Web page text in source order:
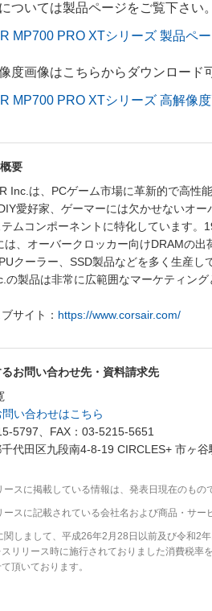
ついては製品ページをご覧下さい
MP700 PRO XTシリーズ 製品ペ
度画像はこちらからダウンロード
MP700 PRO XTシリーズ 高解像
要
Inc.は、PCゲーム市場に革新的で高性
愛好家、ゲーマーには欠かせないオ
ムコンポーネントに特化しています
は、オーバークロッカー向けDRAMの
クーラー、SSD製品などを多く生産し
の製品は非常に広範囲なマーケティン
サイト： https://www.corsair.com/
お問い合わせ先・資料請求先
い合わせはこちら
5797、FAX：03-5215-5651
代田区九段南4-8-19 CIRCLES+ 市ヶ谷
スに掲載している情報は、発表日現在のも
スに記載されている会社名および商品・サー
しまして、平成26年2月28日以前及び令和2
スリリース時に施行されておりました消費税
頂いております。